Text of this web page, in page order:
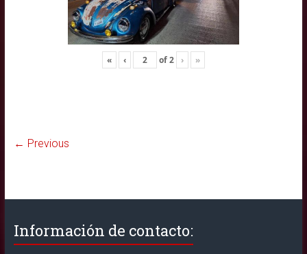
« ‹ of2 › »
← Previous
Información de contacto: